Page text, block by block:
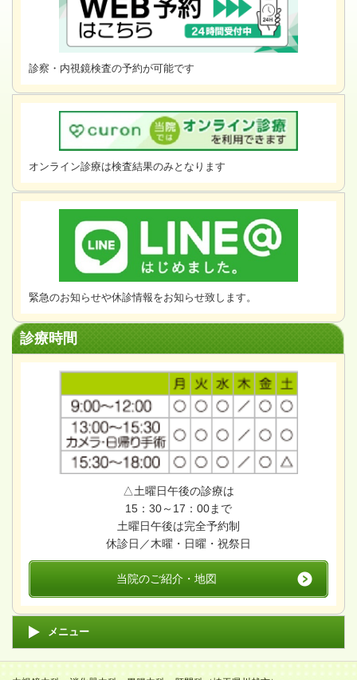
診察・内視鏡検査の予約が可能です
オンライン診療は検査結果のみとなります
緊急のお知らせや休診情報をお知らせ致します。
診療時間
△土曜日午後の診療は
15：30～17：00まで
土曜日午後は完全予約制
休診日／木曜・日曜・祝祭日
当院のご紹介・地図
メニュー